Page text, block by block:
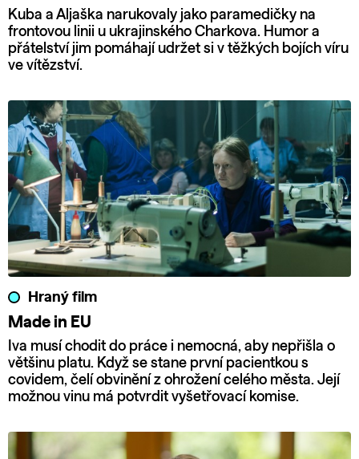
Kuba a Aljaška narukovaly jako paramedičky na
frontovou linii u ukrajinského Charkova. Humor a
přátelství jim pomáhají udržet si v těžkých bojích víru
ve vítězství.
Hraný film
Made in EU
Iva musí chodit do práce i nemocná, aby nepřišla o
většinu platu. Když se stane první pacientkou s
covidem, čelí obvinění z ohrožení celého města. Její
možnou vinu má potvrdit vyšetřovací komise.